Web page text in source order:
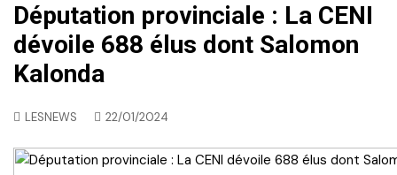
Députation provinciale : La CENI
dévoile 688 élus dont Salomon
Kalonda
LESNEWS 22/01/2024